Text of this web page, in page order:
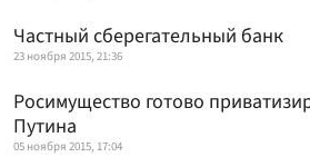
Частный сберегательный банк
23 ноября 2015, 21:36
Росимущество готово
Путина
05 ноября 2015, 17:04